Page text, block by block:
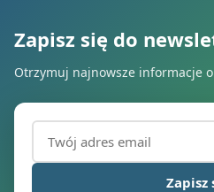
Zapisz się do
Otrzymuj najnowsze informacje
Adres email (wymagany)
Zapisz